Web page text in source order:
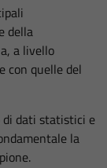
della
a livello
con quelle del
dati statistici e
la